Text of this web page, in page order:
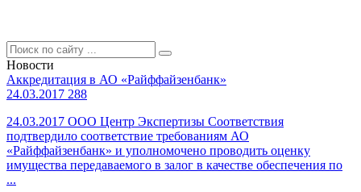
Новости
Аккредитация в АО «Райффайзенбанк»
24.03.2017 288
24.03.2017 ООО Центр Экспертизы Соответствия
подтвердило соответствие требованиям АО
«Райффайзенбанк» и уполномочено проводить оценку
имущества передаваемого в залог в качестве обеспечения по
...